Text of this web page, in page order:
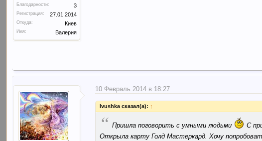
Благодарности: 3
Регистрация: 27.01.2014
Откуда: Киев
Имя: Валерия
10 Февраль 2014 в 18:27
Ivushka сказал(а): ↑
“ Пришла поговорить с умными людьми
С
Открыла карту Голд Мастеркард. Хочу